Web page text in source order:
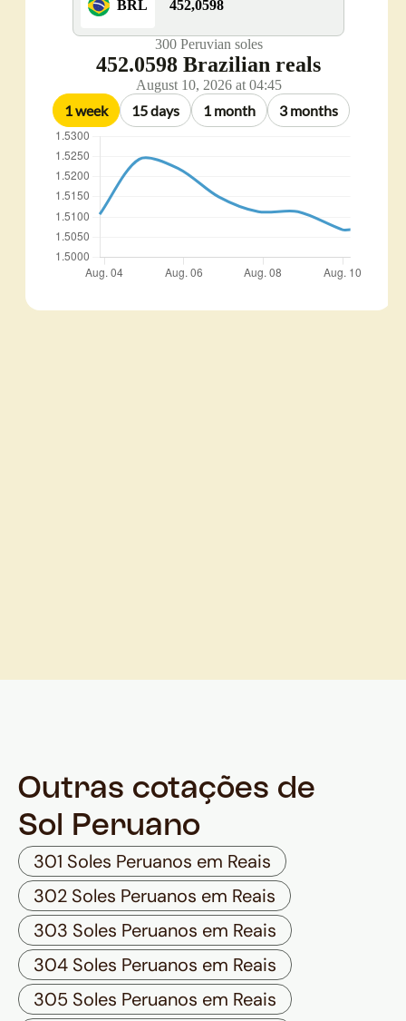
Outras cotações de
Sol Peruano
301 Soles Peruanos em Reais
302 Soles Peruanos em Reais
303 Soles Peruanos em Reais
304 Soles Peruanos em Reais
305 Soles Peruanos em Reais